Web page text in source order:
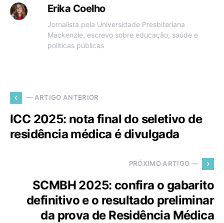
Erika Coelho
Jornalista pela Universidade Presbiteriana
Mackenzie, escrevo sobre educação, saúde e
políticas públicas
— ARTIGO ANTERIOR
ICC 2025: nota final do seletivo de
residência médica é divulgada
PRÓXIMO ARTIGO —
SCMBH 2025: confira o gabarito
definitivo e o resultado preliminar
da prova de Residência Médica